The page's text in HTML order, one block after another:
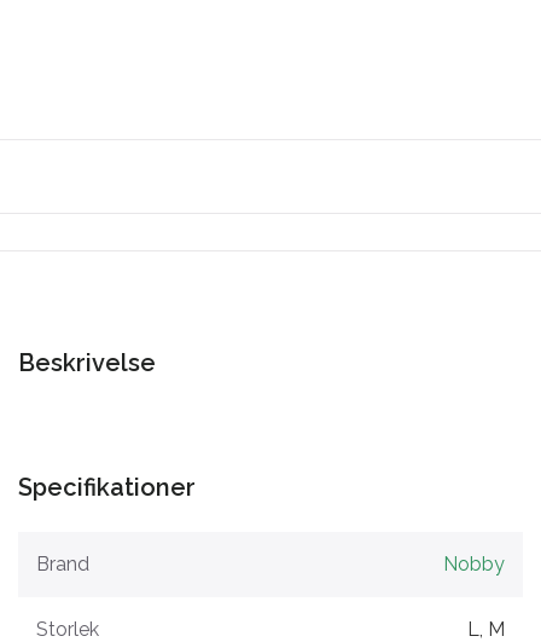
Beskrivelse
Specifikationer
Brand Nobby
Storlek L, M